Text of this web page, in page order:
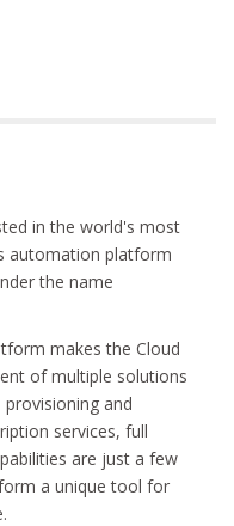
in the world's most
automation platform
the name
makes the Cloud
of multiple solutions
and
services, full
are just a few
a unique tool for